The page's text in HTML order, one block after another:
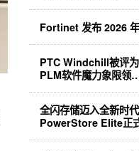
Fortinet 发布 2026
PTC Windchill被评
PLM软件魔力象限领
全闪存储迈入全新时
PowerStore Elite正